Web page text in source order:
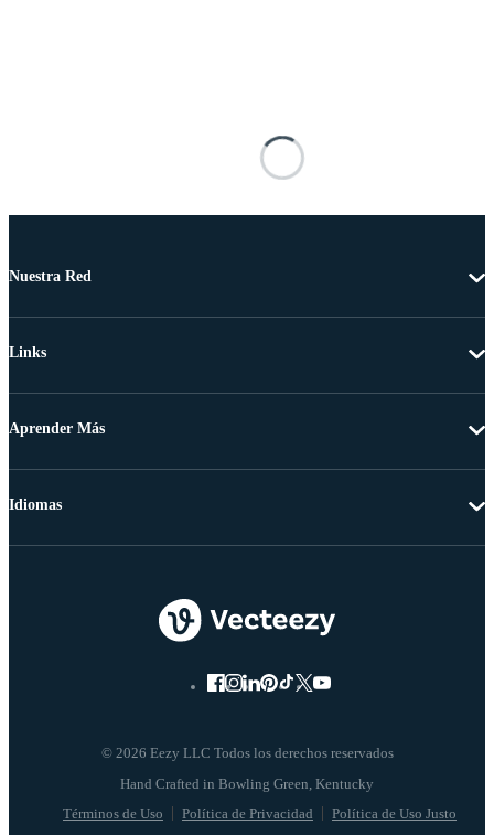
Nuestra Red
Links
Aprender Más
© 2026 Eezy LLC Todos los derechos reservados
Términos de Uso Política de Privacidad Política de Uso Justo
Idiomas